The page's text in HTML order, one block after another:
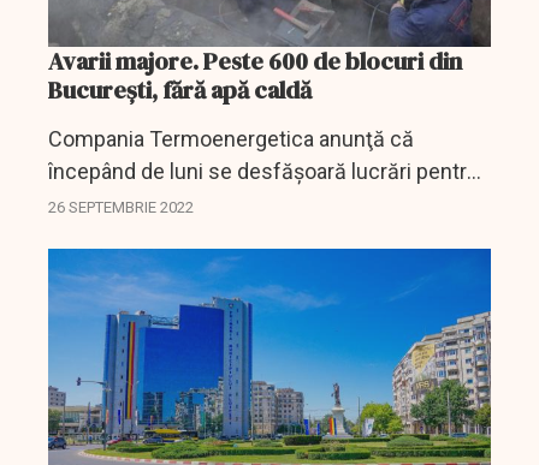
Avarii majore. Peste 600 de blocuri din
București, fără apă caldă
Compania Termoenergetica anunţă că
începând de luni se desfăşoară lucrări pentru
remedierea unor avarii apărute pe conductele
Capitală.
26 SEPTEMBRIE 2022